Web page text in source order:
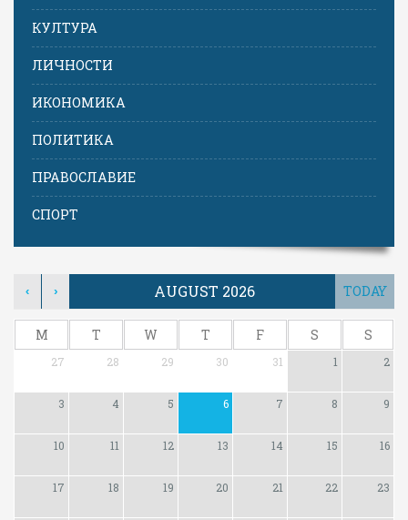
КУЛТУРА
ЛИЧНОСТИ
ИКОНОМИКА
ПОЛИТИКА
ПРАВОСЛАВИЕ
СПОРТ
‹ › AUGUST 2026 TODAY
M T W T F S S
27 28 29 30 31 1 2
3 4 5 6 7 8 9
10 11 12 13 14 15 16
17 18 19 20 21 22 23